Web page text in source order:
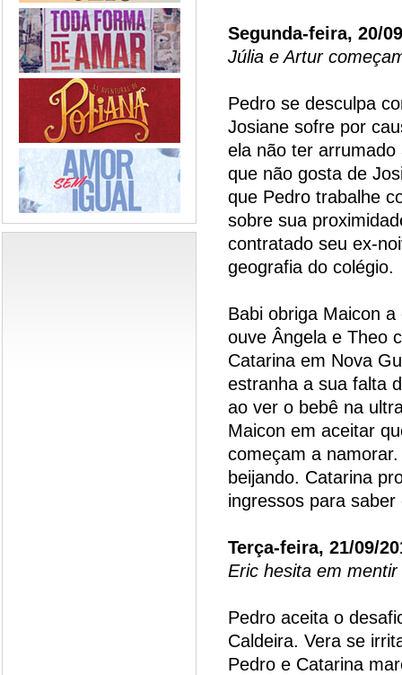
Segunda-feira, 20/
Júlia e Artur
Pedro se desculpa
Josiane sofre por
ela não ter
que não gosta de
que Pedro trabalhe
sobre sua
contratado seu ex-
geografia do colégio.
Babi obriga Maicon
ouve Ângela e Theo
Catarina em Nova
estranha a sua falta
ao ver o bebê na
Maicon em aceitar
começam a
beijando. Catarina
ingressos para
Terça-feira, 21/09/
Eric hesita em
Pedro aceita o
Caldeira. Vera se
Pedro e Catarina